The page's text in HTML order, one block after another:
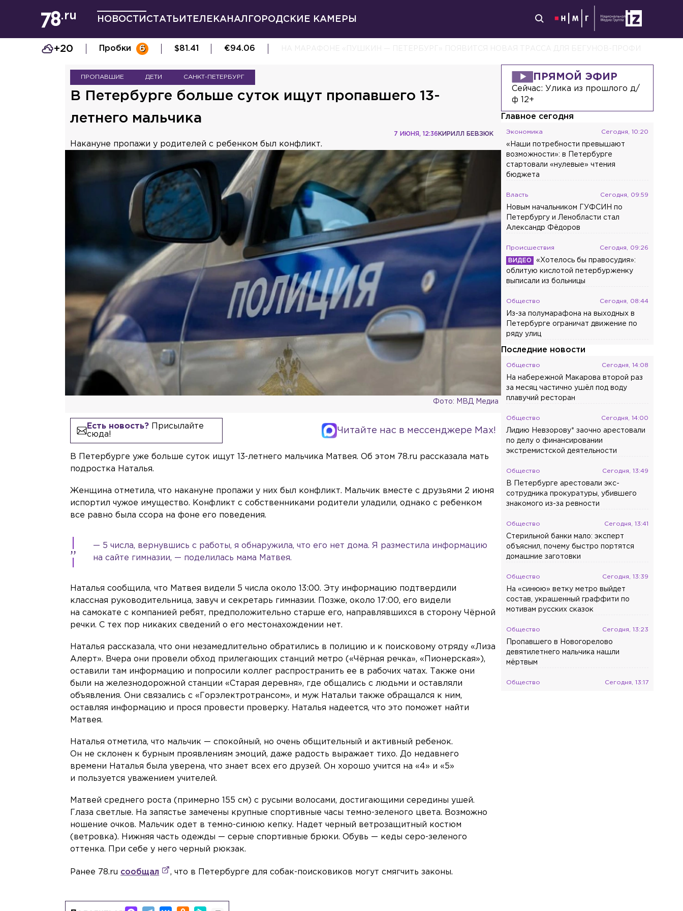
НОВОСТИ СТАТЬИ ТЕЛЕКАНАЛ ГОРОДСКИЕ КАМЕРЫ
+20 Пробки 6 $81.41 €94.06
ПРОПАВШИЕ ДЕТИ САНКТ-ПЕТЕРБУРГ
В Петербурге больше суток ищут пропавшего 13-
летнего мальчика
КИРИЛЛ БЕВЗЮК
7 ИЮНЯ, 12:36
Накануне пропажи у родителей с ребенком был конфликт.
Фото: МВД Медиа
Есть новость?Присылайте
сюда!
Читайте нас в мессенджере Max!
В Петербурге уже больше суток ищут 13-летнего мальчика Матвея. Об этом 78.ru рассказала мать
подростка Наталья.
Женщина отметила, что накануне пропажи у них был конфликт. Мальчик вместе с друзьями 2 июня
испортил чужое имущество. Конфликт с собственниками родители уладили, однако с ребенком
все равно была ссора на фоне его поведения.
— 5 числа, вернувшись с работы, я обнаружила, что его нет дома. Я разместила информацию
на сайте гимназии, — поделилась мама Матвея.
Наталья сообщила, что Матвея видели 5 числа около 13:00. Эту информацию подтвердили
классная руководительница, завуч и секретарь гимназии. Позже, около 17:00, его видели
на самокате с компанией ребят, предположительно старше его, направлявшихся в сторону Чёрной
речки. С тех пор никаких сведений о его местонахождении нет.
Наталья рассказала, что они незамедлительно обратились в полицию и к поисковому отряду «Лиза
Алерт». Вчера они провели обход прилегающих станций метро («Чёрная речка», «Пионерская»),
оставили там информацию и попросили коллег распространить ее в рабочих чатах. Также они
были на железнодорожной станции «Старая деревня», где общались с людьми и оставляли
объявления. Они связались с «Горэлектротрансом», и муж Натальи также обращался к ним,
оставляя информацию и прося провести проверку. Наталья надеется, что это поможет найти
Матвея.
Наталья отметила, что мальчик — спокойный, но очень общительный и активный ребенок.
Он не склонен к бурным проявлениям эмоций, даже радость выражает тихо. До недавнего
времени Наталья была уверена, что знает всех его друзей. Он хорошо учится на «4» и «5»
и пользуется уважением учителей.
Матвей среднего роста (примерно 155 см) с русыми волосами, достигающими середины ушей.
Глаза светлые. На запястье замечены крупные спортивные часы темно-зеленого цвета. Возможно
ношение очков. Мальчик одет в темно-синюю кепку. Надет черный ветрозащитный костюм
(ветровка). Нижняя часть одежды — серые спортивные брюки. Обувь — кеды серо-зеленого
оттенка. При себе у него черный рюкзак.
Ранее 78.ru сообщал , что в Петербурге для собак-поисковиков могут смягчить законы.
ПРЯМОЙ ЭФИР
Сейчас: Улика из прошлого д/
ф 12+
Главное сегодня
Экономика Сегодня, 10:20
«Наши потребности превышают
возможности»: в Петербурге
стартовали «нулевые» чтения
бюджета
Власть Сегодня, 09:59
Новым начальником ГУФСИН по
Петербургу и Ленобласти стал
Александр Фёдоров
Происшествия Сегодня, 09:26
«Хотелось бы правосудия»:
облитую кислотой петербурженку
выписали из больницы
Общество Сегодня, 08:44
Из-за полумарафона на выходных в
Петербурге ограничат движение по
ряду улиц
Последние новости
Общество Сегодня, 14:08
На набережной Макарова второй раз
за месяц частично ушёл под воду
плавучий ресторан
Общество Сегодня, 14:00
Лидию Невзорову* заочно арестовали
по делу о финансировании
экстремистской деятельности
Общество Сегодня, 13:49
В Петербурге арестовали экс-
сотрудника прокуратуры, убившего
знакомого из-за ревности
Общество Сегодня, 13:41
Стерильной банки мало: эксперт
объяснил, почему быстро портятся
домашние заготовки
Общество Сегодня, 13:39
На «синюю» ветку метро выйдет
состав, украшенный граффити по
мотивам русских сказок
Общество Сегодня, 13:23
Пропавшего в Новогорелово
девятилетнего мальчика нашли
мёртвым
Общество Сегодня, 13:17